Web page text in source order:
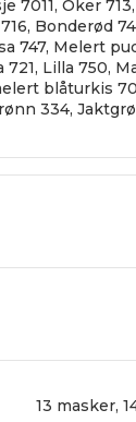
7011, Oker 713,
, Bonderød
747, Melert
721, Lilla 750,
blåturkis
334,
13 masker,